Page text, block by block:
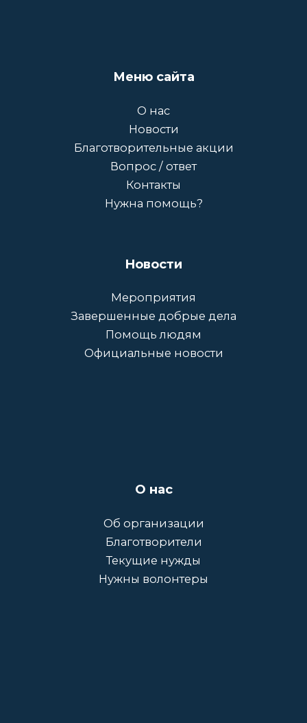
Меню сайта
О нас
Новости
Благотворительные акции
Вопрос / ответ
Контакты
Нужна помощь?
Новости
Мероприятия
Завершенные добрые дела
Помощь людям
Официальные новости
О нас
Об организации
Благотворители
Текущие нужды
Нужны волонтеры